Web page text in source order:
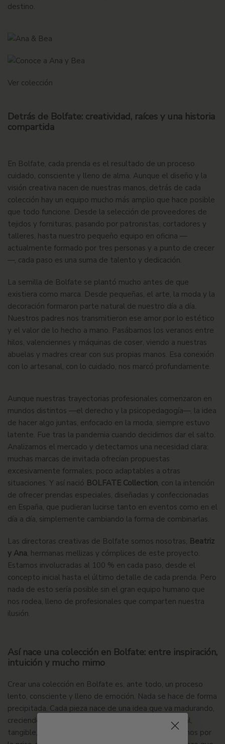
destino.
Ver colección
Detrás de Bolfate: creatividad, raíces y una historia
compartida
En Bolfate, cada prenda es el resultado de un proceso
cuidado, consciente y lleno de alma. Aunque el diseño y la
visión creativa nacen de nuestras manos, detrás de cada
colección hay un equipo mucho más amplio que hace posible
que todo funcione. Desde la selección de proveedores de
tejidos y fornituras, pasando por patronistas, cortadores y
talleres, hasta nuestro pequeño equipo en oficina —
actualmente formado por tres personas y a punto de crecer
—, cada paso es una suma de talento y dedicación.
La semilla de Bolfate se plantó mucho antes de que
existiera como marca. Desde pequeñas, el arte, la moda y la
decoración formaron parte natural de nuestro día a día.
Nuestros padres nos transmitieron ese amor por lo estético
y el valor de lo hecho a mano. Pasábamos los veranos entre
hilos, valenciennes y máquinas de coser, viendo a nuestras
abuelas y madres crear con sus propias manos. Esa conexión
con lo artesanal, con lo cuidado, nos marcó profundamente.
Aunque nuestras trayectorias profesionales comenzaron en
mundos distintos —el derecho y la psicopedagogía—, la idea
de hacer algo juntas, enfocado en la moda, siempre estuvo
latente. Fue tras la pandemia cuando decidimos dar el salto.
Analizamos el mercado y detectamos una necesidad clara:
muchas marcas de invitada ofrecían propuestas
excesivamente formales, poco adaptables a otras
situaciones. Y así nació BOLFATE Collection, con la intención
de ofrecer prendas especiales, diseñadas y confeccionadas
en España, que pudieran lucirse tanto en eventos como en el
día a día, simplemente cambiando la forma de combinarlas.
Las directoras creativas de Bolfate somos nosotras, Beatriz
y Ana, hermanas mellizas y cómplices de este proyecto.
Estamos involucradas al 100 % en cada paso, desde el
concepto inicial hasta el último detalle de cada prenda. Pero
nada de esto sería posible sin el gran equipo humano que
nos rodea, lleno de profesionales que comparten nuestra
ilusión.
Así nace una colección en Bolfate: entre inspiración,
intuición y mucho mimo
Crear una colección en Bolfate es, ante todo, un proceso
lento, consciente y lleno de emoción. Nada se hace de forma
precipitada. Cada pieza nace de una idea que va madurando,
creciendo poco a poco, hasta convertirse en algo real,
tangible, que nos emocione de verdad. No nos guiamos por